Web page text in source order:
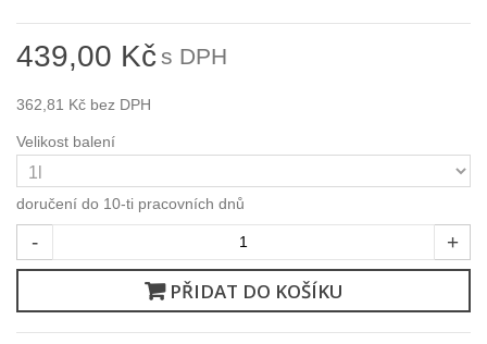
439,00 Kčs DPH
362,81 Kč bez DPH
Velikost balení
doručení do 10-ti pracovních dnů
- +
PŘIDAT DO KOŠÍKU